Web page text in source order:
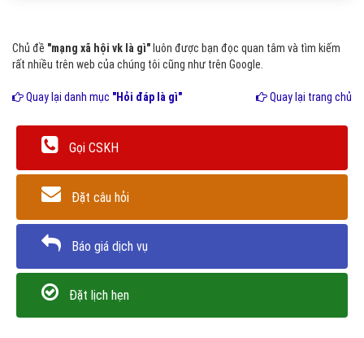
Chủ đề "mạng xã hội vk là gì" luôn được bạn đọc quan tâm và tìm kiếm
rất nhiều trên web của chúng tôi cũng như trên Google.
Quay lại danh mục "Hỏi đáp là gì" Quay lại trang chủ
Gọi CSKH
Đặt câu hỏi
Báo giá dịch vụ
Đặt lịch hẹn